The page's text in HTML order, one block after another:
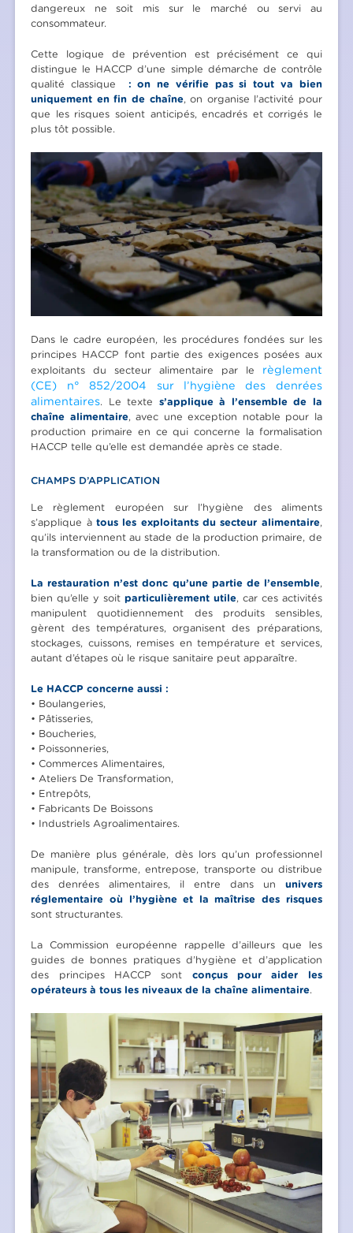
dangereux ne soit mis sur le marché ou servi au
consommateur.
Cette logique de prévention est précisément ce qui
distingue le HACCP d’une simple démarche de contrôle
qualité classique
: on ne vérifie pas si tout va bien
uniquement en fin de chaîne, on organise l’activité pour
que les risques soient anticipés, encadrés et corrigés le
plus tôt possible.
Dans le cadre européen, les procédures fondées sur les
principes HACCP font partie des exigences posées aux
exploitants du secteur alimentaire par le règlement
(CE) n° 852/2004 sur l’hygiène des denrées
alimentaires. Le texte s’applique à l’ensemble de la
chaîne alimentaire, avec une exception notable pour la
production primaire en ce qui concerne la formalisation
HACCP telle qu’elle est demandée après ce stade.
CHAMPS D’APPLICATION
Le règlement européen sur l’hygiène des aliments
s’applique à tous les exploitants du secteur alimentaire,
qu’ils interviennent au stade de la production primaire, de
la transformation ou de la distribution.
La restauration n’est donc qu’une partie de l’ensemble,
bien qu’elle y soit particulièrement utile, car ces activités
manipulent quotidiennement des produits sensibles,
gèrent des températures, organisent des préparations,
stockages, cuissons, remises en température et services,
autant d’étapes où le risque sanitaire peut apparaître.
Le HACCP concerne aussi :
• Boulangeries,
• Pâtisseries,
• Boucheries,
• Poissonneries,
• Commerces Alimentaires,
• Ateliers De Transformation,
• Entrepôts,
• Fabricants De Boissons
• Industriels Agroalimentaires.
De manière plus générale, dès lors qu’un professionnel
manipule, transforme, entrepose, transporte ou distribue
des denrées alimentaires, il entre dans un univers
réglementaire où l’hygiène et la maîtrise des risques
sont structurantes.
La Commission européenne rappelle d’ailleurs que les
guides de bonnes pratiques d’hygiène et d’application
des principes HACCP sont conçus pour aider les
opérateurs à tous les niveaux de la chaîne alimentaire.